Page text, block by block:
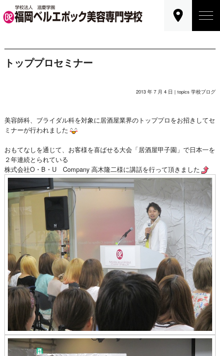
トッププロセミナー
2013 年 7 月 4 日 |topics 学校ブログ
美容師科、ブライダル科を対象に居酒屋業界のトッププロをお招きしてセ
ミナーが行われました
おもてなしを通じて、お客様を喜ばせる大会「居酒屋甲子園」で日本一を
２年連続とられている
株式会社O・B・U Company 高木隆二様に講話を行って頂きました